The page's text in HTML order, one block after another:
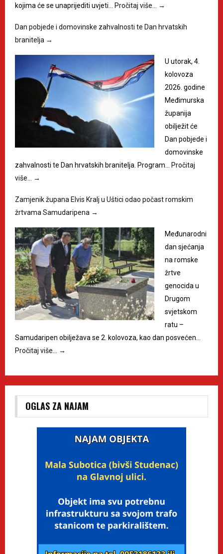
kojima će se unaprijediti uvjeti…
Pročitaj više… →
Dan pobjede i domovinske zahvalnosti te Dan hrvatskih
branitelja →
U utorak, 4.
kolovoza
2026. godine
Međimurska
županija
obilježit će
Dan pobjede i
domovinske
zahvalnosti te Dan hrvatskih branitelja. Program…
Pročitaj
više…
→
Zamjenik župana Elvis Kralj u Uštici odao počast romskim
žrtvama Samudaripena →
Međunarodni
dan sjećanja
na romske
žrtve
genocida u
Drugom
svjetskom
ratu –
Samudaripen obilježava se 2. kolovoza, kao dan posvećen…
Pročitaj više…
→
OGLAS ZA NAJAM